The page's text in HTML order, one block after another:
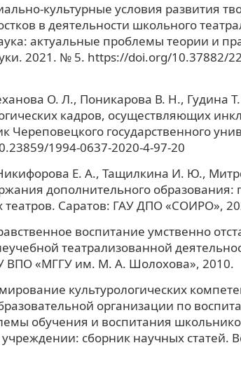
культурные условия развития
в деятельности школьного
актуальные проблемы теории и
2021. № 5. https://doi.org/10.37882/
О. Л., Поникарова В. Н., Гудина
кадров, осуществляющих
Череповецкого государственного
1994-0637-2020-4-97-20
Е. А., Тащилкина И. Ю.,
дополнительного
Саратов: ГАУ ДПО «СОИРО»,
воспитание умственно
театрализованной
ВПО «МГГУ им. М. А. Шолохова», 2010.
культурологических
организации по
обучения и воспитания
сборник научных статей.